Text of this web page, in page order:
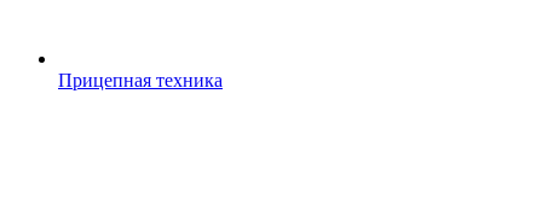
Прицепная техника